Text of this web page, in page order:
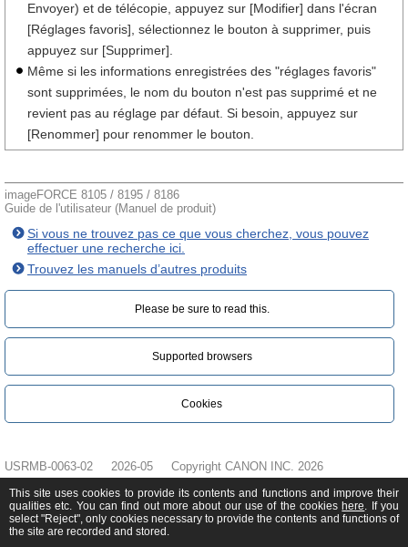
Envoyer) et de télécopie, appuyez sur [Modifier] dans l'écran
[Réglages favoris], sélectionnez le bouton à supprimer, puis
appuyez sur [Supprimer].
Même si les informations enregistrées des "réglages favoris"
sont supprimées, le nom du bouton n'est pas supprimé et ne
revient pas au réglage par défaut. Si besoin, appuyez sur
[Renommer] pour renommer le bouton.
imageFORCE 8105 / 8195 / 8186
Guide de l'utilisateur (Manuel de produit)
Si vous ne trouvez pas ce que vous cherchez, vous pouvez
effectuer une recherche ici.
Trouvez les manuels d’autres produits
Please be sure to read this.‎
Supported browsers
Cookies
USRMB-0063-02 2026-05 Copyright CANON INC. 2026
This site uses cookies to provide its contents and functions and improve their
qualities etc. You can find out more about our use of the cookies here. If you
select "Reject", only cookies necessary to provide the contents and functions of
the site are recorded and stored.